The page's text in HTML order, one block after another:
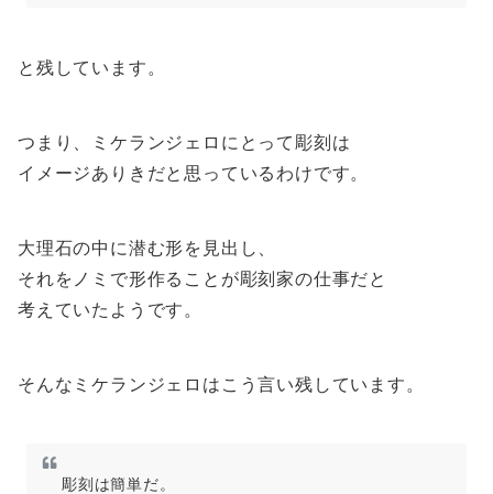
と残しています。
つまり、ミケランジェロにとって彫刻は
イメージありきだと思っているわけです。
大理石の中に潜む形を見出し、
それをノミで形作ることが彫刻家の仕事だと
考えていたようです。
そんなミケランジェロはこう言い残しています。
彫刻は簡単だ。